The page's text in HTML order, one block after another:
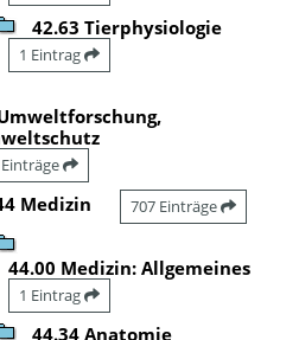
42.63 Tierphysiologie
1 Eintrag
Medizin 707 Einträge
44.00 Medizin: Allgemeines
1 Eintrag
44.34 Anatomie